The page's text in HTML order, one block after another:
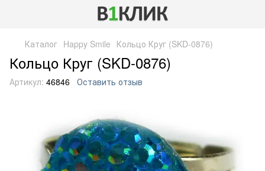
Каталог Happy Smile Кольцо Круг (SKD-0876)
Кольцо Круг (SKD-0876)
Артикул: 46846 Оставить отзыв